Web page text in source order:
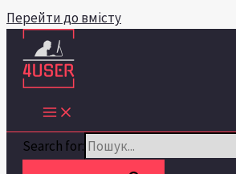
Перейти до вмісту
Search for: